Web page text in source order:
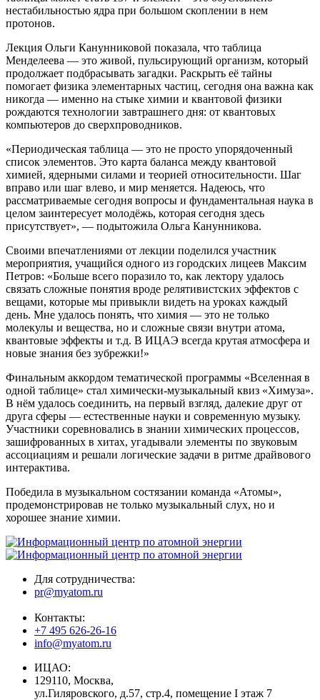
нестабильностью ядра при большом скоплении в нем
протонов.
Лекция Ольги Канунниковой показала, что таблица
Менделеева — это живой, пульсирующий организм, который
продолжает подбрасывать загадки. Раскрыть её тайны
помогает физика элементарных частиц, сегодня она важна как
никогда — именно на стыке химии и квантовой физики
рождаются технологии завтрашнего дня: от квантовых
компьютеров до сверхпроводников.
«Периодическая таблица — это не просто упорядоченный
список элементов. Это карта баланса между квантовой
химией, ядерными силами и теорией относительности. Шаг
вправо или шаг влево, и мир меняется. Надеюсь, что
рассматриваемые сегодня вопросы и фундаментальная наука в
целом заинтересует молодёжь, которая сегодня здесь
присутствует», — подытожила Ольга Канунникова.
Своими впечатлениями от лекции поделился участник
мероприятия, учащийся одного из городских лицеев Максим
Петров: «Больше всего поразило то, как лектору удалось
связать сложные понятия вроде релятивистских эффектов с
вещами, которые мы привыкли видеть на уроках каждый
день. Мне удалось понять, что химия — это не только
молекулы и вещества, но и сложные связи внутри атома,
квантовые эффекты и т.д. В ИЦАЭ всегда крутая атмосфера и
новые знания без зубрежки!»
Финальным аккордом тематической программы «Вселенная в
одной таблице» стал химически-музыкальный квиз «Химуза».
В нём удалось соединить, на первый взгляд, далекие друг от
друга сферы — естественные науки и современную музыку.
Участники соревновались в знании химических процессов,
зашифрованных в хитах, угадывали элементы по звуковым
ассоциациям и решали логические задачи в ритме драйвового
интерактива.
Победила в музыкальном состязании команда «Атомы»,
продемонстрировав не только музыкальный слух, но и
хорошее знание химии.
Для сотрудничества:
pr@myatom.ru
Контакты:
+7 495 626-26-16
info@myatom.ru
ИЦАО:
129110, Москва,
ул.Гиляровского, д.57, стр.4, помещение I этаж 7